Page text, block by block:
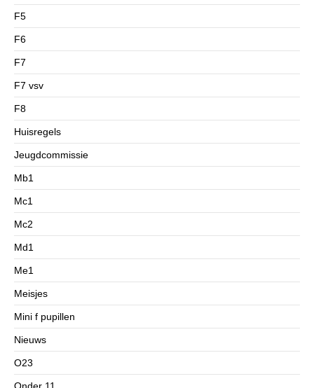
F5
F6
F7
F7 vsv
F8
Huisregels
Jeugdcommissie
Mb1
Mc1
Mc2
Md1
Me1
Meisjes
Mini f pupillen
Nieuws
O23